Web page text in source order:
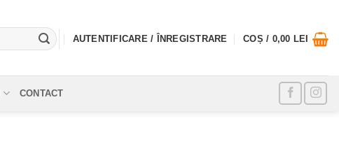
AUTENTIFICARE / ÎNREGISTRARE COȘ / 0,00 LEI
CONTACT